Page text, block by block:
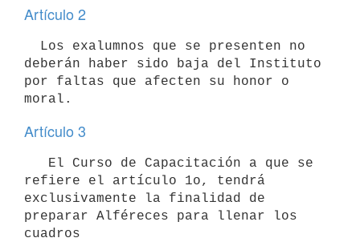
Artículo 2
deberán haber sido baja del Instituto
por faltas que afecten su honor o
Artículo 3
refiere el artículo 1o, tendrá
exclusivamente la finalidad de
preparar Alféreces para llenar los
cuadros